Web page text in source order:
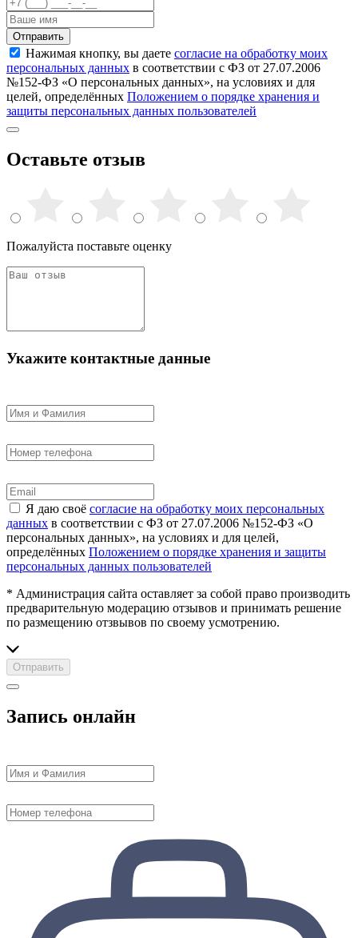
Отправить
Нажимая кнопку, вы даете согласие на обработку моих
персональных данных в соответствии с ФЗ от 27.07.2006
№152-ФЗ «О персональных данных», на условиях и для
целей, определённых Положением о порядке хранения и
защиты персональных данных пользователей
Оставьте отзыв
Пожалуйста поставьте оценку
Укажите контактные данные
Я даю своё согласие на обработку моих персональных
данных в соответствии с ФЗ от 27.07.2006 №152-ФЗ «О
персональных данных», на условиях и для целей,
определённых Положением о порядке хранения и защиты
персональных данных пользователей
* Администрация сайта оставляет за собой право производить
предварительную модерацию отзывов и принимать решение
по размещению отзвывов по своему усмотрению.
Отправить
Запись онлайн